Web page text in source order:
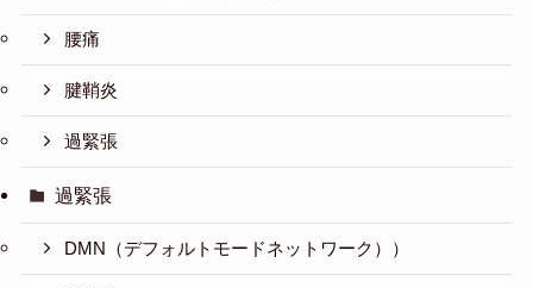
腰痛
腱鞘炎
過緊張
過緊張
DMN（デフォルトモードネットワーク））